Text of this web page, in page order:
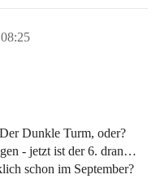
Dunkle Turm, oder?
- jetzt ist der 6. dran…
schon im September?